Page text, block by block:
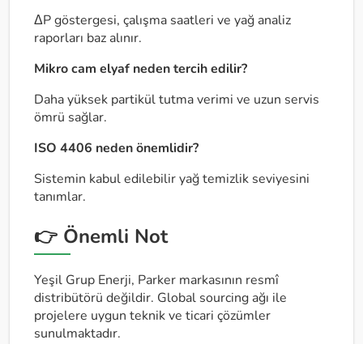
ΔP göstergesi, çalışma saatleri ve yağ analiz
raporları baz alınır.
Mikro cam elyaf neden tercih edilir?
Daha yüksek partikül tutma verimi ve uzun servis
ömrü sağlar.
ISO 4406 neden önemlidir?
Sistemin kabul edilebilir yağ temizlik seviyesini
tanımlar.
👉 Önemli Not
Yeşil Grup Enerji, Parker markasının resmî
distribütörü değildir. Global sourcing ağı ile
projelere uygun teknik ve ticari çözümler
sunulmaktadır.